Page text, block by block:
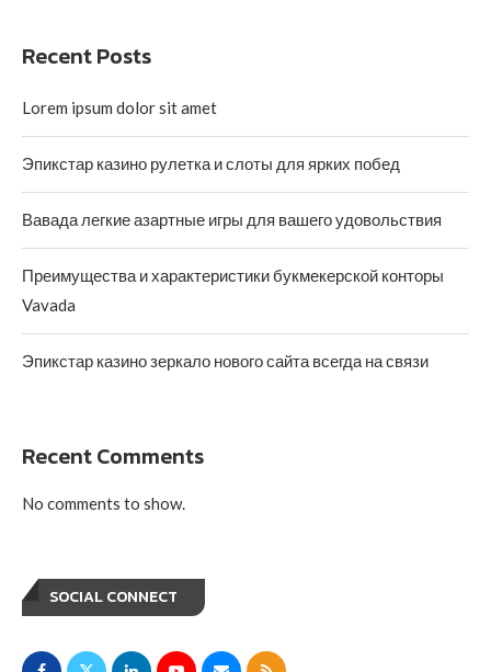
Recent Posts
Lorem ipsum dolor sit amet
Эпикстар казино рулетка и слоты для ярких побед
Вавада легкие азартные игры для вашего удовольствия
Преимущества и характеристики букмекерской конторы
Vavada
Эпикстар казино зеркало нового сайта всегда на связи
Recent Comments
No comments to show.
SOCIAL CONNECT